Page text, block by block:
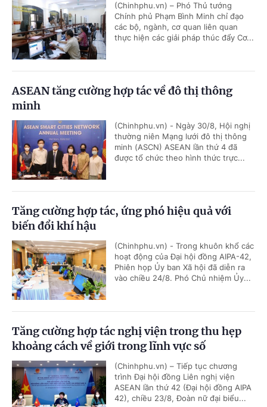
(Chinhphu.vn) – Phó Thủ tướng
Chính phủ Phạm Bình Minh chỉ đạo
các bộ, ngành, cơ quan liên quan
thực hiện các giải pháp thúc đẩy Cơ...
ASEAN tăng cường hợp tác về đô thị thông
minh
(Chinhphu.vn) - Ngày 30/8, Hội nghị
thường niên Mạng lưới đô thị thông
minh (ASCN) ASEAN lần thứ 4 đã
được tổ chức theo hình thức trực...
Tăng cường hợp tác, ứng phó hiệu quả với
biến đổi khí hậu
(Chinhphu.vn) - Trong khuôn khổ các
hoạt động của Đại hội đồng AIPA-42,
Phiên họp Ủy ban Xã hội đã diễn ra
vào chiều 24/8. Phó Chủ nhiệm Ủy...
Tăng cường hợp tác nghị viện trong thu hẹp
khoảng cách về giới trong lĩnh vực số
(Chinhphu.vn) – Tiếp tục chương
trình Đại hội đồng Liên nghị viện
ASEAN lần thứ 42 (Đại hội đồng AIPA
42), chiều 23/8, Đoàn nữ đại biểu...